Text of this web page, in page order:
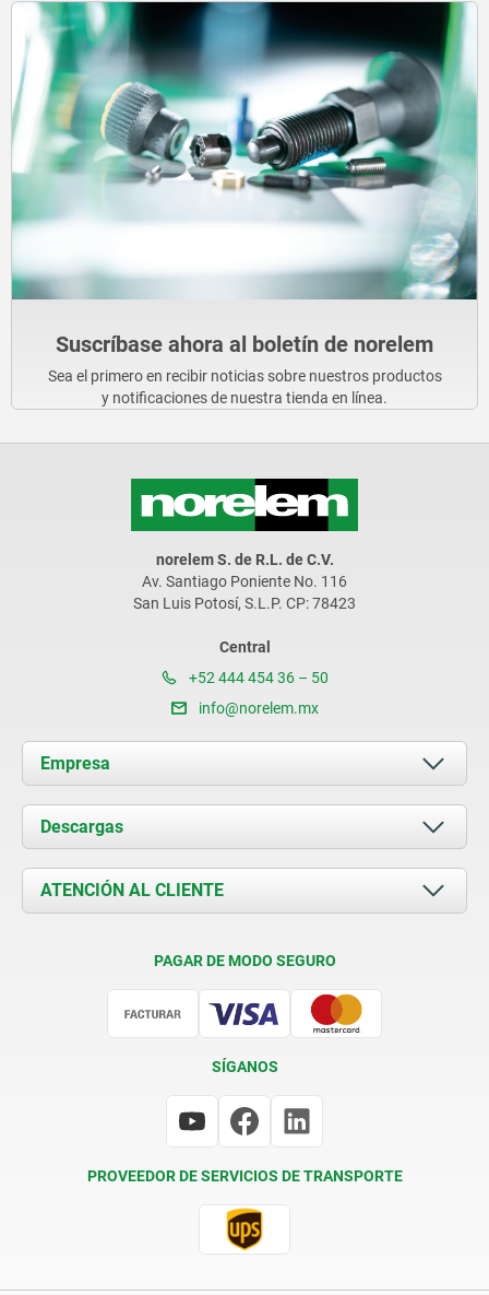
Suscríbase ahora al boletín de norelem
Sea el primero en recibir noticias sobre nuestros productos
y notificaciones de nuestra tienda en línea.
norelem S. de R.L. de C.V.
Av. Santiago Poniente No. 116
San Luis Potosí, S.L.P. CP: 78423
Central
+52 444 454 36 – 50
info@norelem.mx
Empresa
Acerca de nosotros
Novedades
Contacto
Descargas
Documents
ATENCIÓN AL CLIENTE
PAGAR DE MODO SEGURO
SÍGANOS
PROVEEDOR DE SERVICIOS DE TRANSPORTE